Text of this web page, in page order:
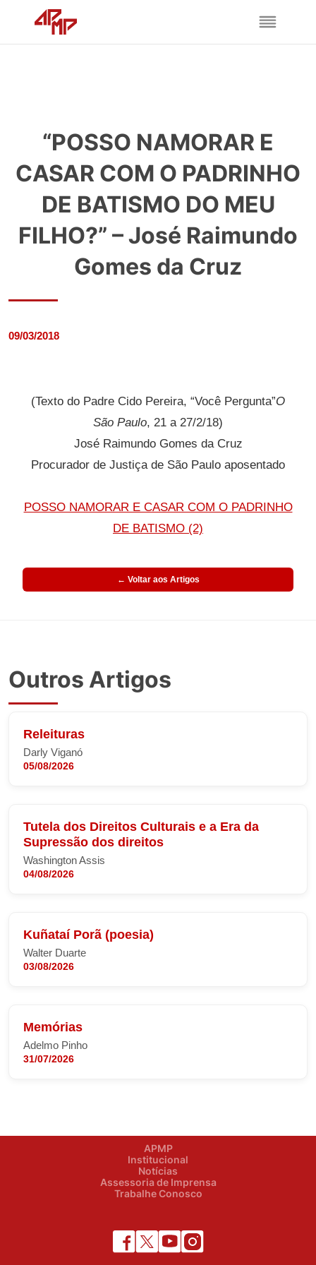
“POSSO NAMORAR E
CASAR COM O PADRINHO
DE BATISMO DO MEU
FILHO?” – José Raimundo
Gomes da Cruz
09/03/2018
(Texto do Padre Cido Pereira, “Você Pergunta”O
São Paulo, 21 a 27/2/18)
José Raimundo Gomes da Cruz
Procurador de Justiça de São Paulo aposentado
POSSO NAMORAR E CASAR COM O PADRINHO
DE BATISMO (2)
← Voltar aos Artigos
Outros Artigos
Releituras
Darly Viganó
05/08/2026
Tutela dos Direitos Culturais e a Era da
Supressão dos direitos
Washington Assis
04/08/2026
Kuñataí Porã (poesia)
Walter Duarte
03/08/2026
Memórias
Adelmo Pinho
31/07/2026
APMP
Institucional
Notícias
Assessoria de Imprensa
Trabalhe Conosco